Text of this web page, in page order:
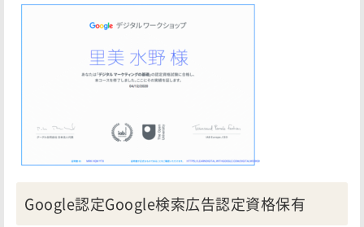
Google認定Google検索広告認定資格保有